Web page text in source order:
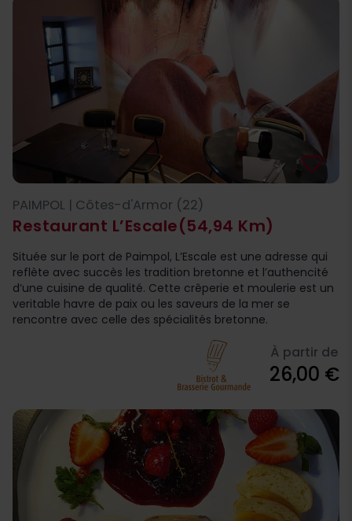
Restaurant L’Escale(54,94 Km)
favorite_border
PAIMPOL | Côtes-d'Armor (22)
Située sur le port de Paimpol, L’Escale est une adresse qui
reflète avec succès les tradition bretonne et l’authencité
d’une cuisine de qualité. Cette crêperie et moulerie est un
veritable havre de paix ou les saveurs de la mer se
rencontre avec celle des spécialités bretonne.
À partir de
26,00 €